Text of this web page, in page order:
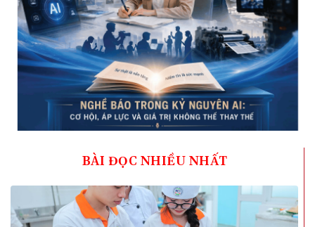
BÀI ĐỌC NHIỀU NHẤT